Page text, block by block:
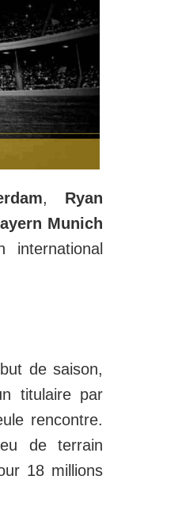
, Ryan
Munich
de saison,
titulaire par
rencontre.
de terrain
18 millions